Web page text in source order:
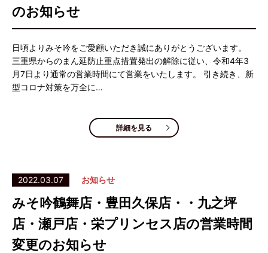
のお知らせ
日頃よりみそ吟をご愛顧いただき誠にありがとうございます。
三重県からのまん延防止重点措置発出の解除に従い、令和4年3
月7日より通常の営業時間にて営業をいたします。 引き続き、新
型コロナ対策を万全に…
詳細を見る
2022.03.07 お知らせ
みそ吟鶴舞店・豊田久保店・・九之坪
店・瀬戸店・栄プリンセス店の営業時間
変更のお知らせ